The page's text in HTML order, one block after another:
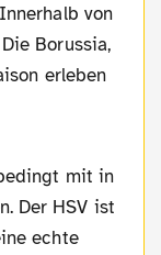
von
Borussia,
erleben
Der HSV ist
echte